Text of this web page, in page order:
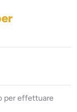
per effettuare